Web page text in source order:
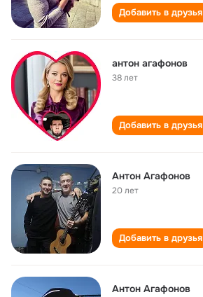
Добавить в друзья
антон агафонов
38 лет
Добавить в друзья
Антон Агафонов
20 лет
Добавить в друзья
Антон Агафонов